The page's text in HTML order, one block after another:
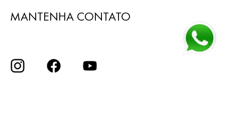
MANTENHA CONTATO